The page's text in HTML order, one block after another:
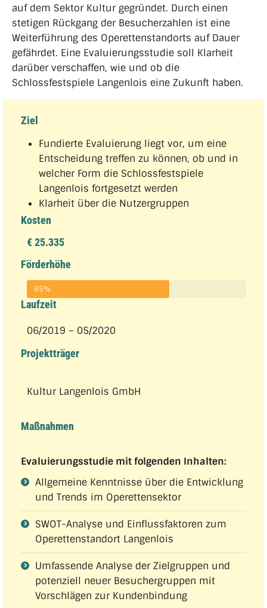
auf dem Sektor Kultur gegründet. Durch einen
stetigen Rückgang der Besucherzahlen ist eine
Weiterführung des Operettenstandorts auf Dauer
gefährdet. Eine Evaluierungsstudie soll Klarheit
darüber verschaffen, wie und ob die
Schlossfestspiele Langenlois eine Zukunft haben.
Ziel
Fundierte Evaluierung liegt vor, um eine
Entscheidung treffen zu können, ob und in
welcher Form die Schlossfestspiele
Langenlois fortgesetzt werden
Klarheit über die Nutzergruppen
Kosten
€ 25.335
Förderhöhe
65%
Laufzeit
06/2019 – 05/2020
Projektträger
Kultur Langenlois GmbH
Maßnahmen
Evaluierungsstudie mit folgenden Inhalten:
Allgemeine Kenntnisse über die Entwicklung
und Trends im Operettensektor
SWOT-Analyse und Einflussfaktoren zum
Operettenstandort Langenlois
Umfassende Analyse der Zielgruppen und
potenziell neuer Besuchergruppen mit
Vorschlägen zur Kundenbindung